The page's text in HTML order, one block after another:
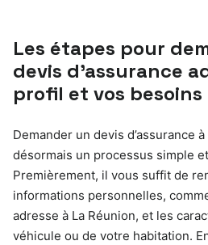
Les étapes pour
devis d’assurance
profil et vos besoins
Demander un devis d’assurance
désormais un processus simple
Premièrement, il vous suffit de
informations personnelles,
adresse à La Réunion, et les
véhicule ou de votre habitation.